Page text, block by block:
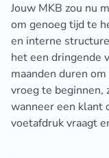
Jouw MKB zou nu
om genoeg tijd te
en interne
het een dringende
maanden duren
vroeg te beginnen,
wanneer een klant
voetafdruk vraagt